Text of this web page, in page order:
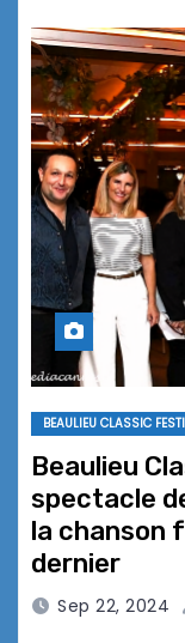
BEAULIEU CLASSIC
Beaulieu
spectacle
la chanson
dernier
Sep 22, 2024